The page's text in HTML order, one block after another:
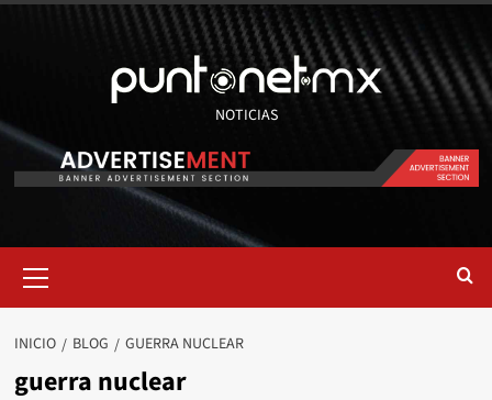
NOTICIAS
INICIO BLOG GUERRA NUCLEAR
guerra nuclear